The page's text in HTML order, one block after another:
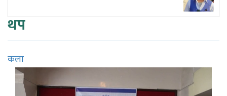
थप
कला